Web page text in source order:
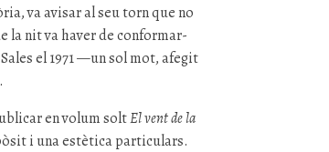
va avisar al seu torn que no
la nit va haver de conformar-
el 1971 —un sol mot, afegit
en volum soltEl vent de la
i una estètica particulars.